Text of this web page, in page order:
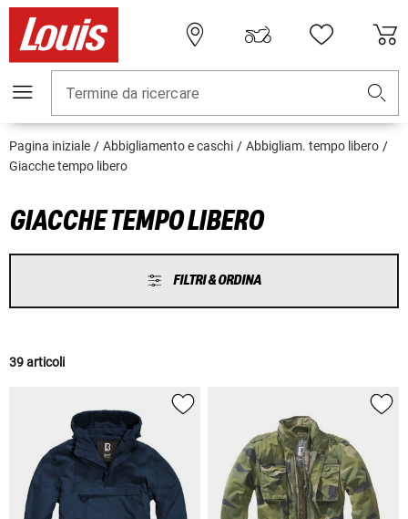
Termine da ricercare
Pagina iniziale Abbigliamento e caschi
Abbigliam. tempo libero
Giacche tempo libero
GIACCHE TEMPO LIBERO
FILTRI & ORDINA
39 articoli